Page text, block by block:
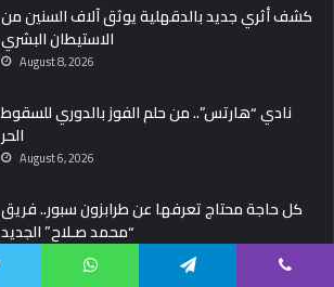
كشف أثري جديد بالدقهلية يوثق آلاف السنين من
الاستيطان البشري
August 8, 2026
نادي “هارتس”.. من حلم الفوز بالدوري للسقوط
الحر
August 6, 2026
كل حاجة محتاج تعرفها عن طرابزون سبور.. فريق
“محمد صـلاح” الجديد
August 5, 2026